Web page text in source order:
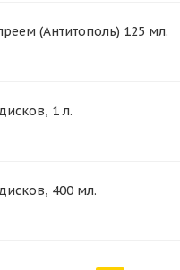
(Антитополь) 125 мл.
1 л.
400 мл.